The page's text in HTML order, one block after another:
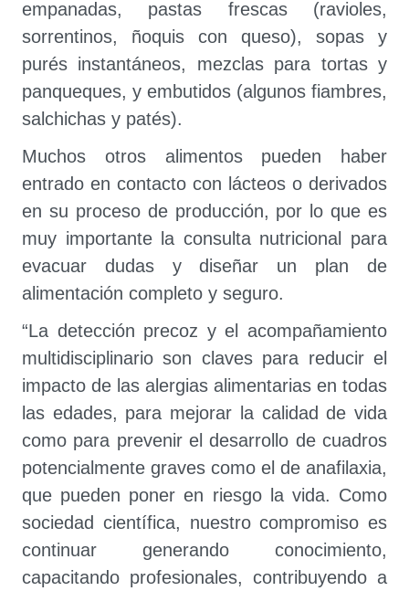
empanadas, pastas frescas (ravioles,
sorrentinos, ñoquis con queso), sopas y
purés instantáneos, mezclas para tortas y
panqueques, y embutidos (algunos fiambres,
salchichas y patés).
Muchos otros alimentos pueden haber
entrado en contacto con lácteos o derivados
en su proceso de producción, por lo que es
muy importante la consulta nutricional para
evacuar dudas y diseñar un plan de
alimentación completo y seguro.
“La detección precoz y el acompañamiento
multidisciplinario son claves para reducir el
impacto de las alergias alimentarias en todas
las edades, para mejorar la calidad de vida
como para prevenir el desarrollo de cuadros
potencialmente graves como el de anafilaxia,
que pueden poner en riesgo la vida. Como
sociedad científica, nuestro compromiso es
continuar generando conocimiento,
capacitando profesionales, contribuyendo a